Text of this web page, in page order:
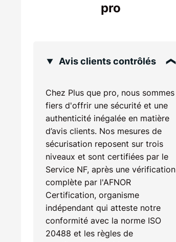
pro
Avis clients contrôlés
Chez Plus que pro, nous sommes
fiers d'offrir une sécurité et une
authenticité inégalée en matière
d’avis clients. Nos mesures de
sécurisation reposent sur trois
niveaux et sont certifiées par le
Service NF, après une vérification
complète par l'AFNOR
Certification, organisme
indépendant qui atteste notre
conformité avec la norme ISO
20488 et les règles de